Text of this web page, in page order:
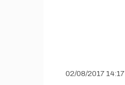
02/08/2017 14:17